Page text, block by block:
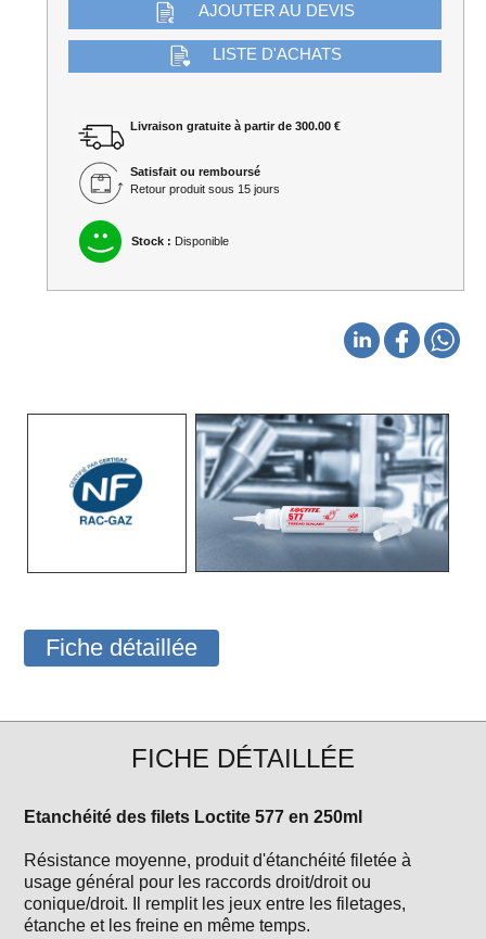
AJOUTER AU DEVIS
LISTE D'ACHATS
Livraison gratuite à partir de 300.00 €
Satisfait ou remboursé
Retour produit sous 15 jours
Stock : Disponible
Fiche détaillée
FICHE DÉTAILLÉE
Etanchéité des filets Loctite 577 en 250ml
Résistance moyenne, produit d'étanchéité filetée à
usage général pour les raccords droit/droit ou
conique/droit. Il remplit les jeux entre les filetages,
étanche et les freine en même temps.